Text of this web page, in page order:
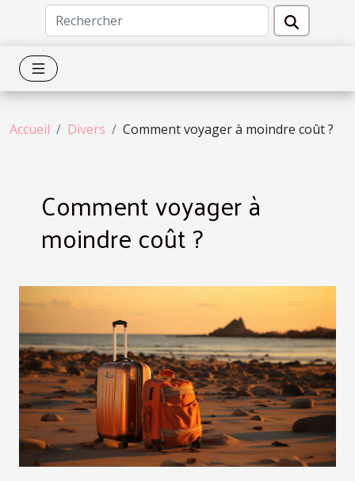
Accueil Divers Comment voyager à moindre coût ?
Comment voyager à
moindre coût ?